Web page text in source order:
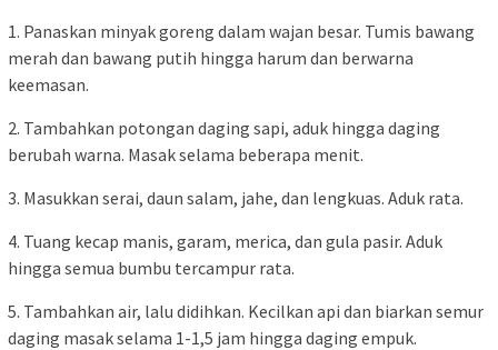
1. Panaskan minyak goreng dalam wajan besar. Tumis bawang
merah dan bawang putih hingga harum dan berwarna
keemasan.
2. Tambahkan potongan daging sapi, aduk hingga daging
berubah warna. Masak selama beberapa menit.
3. Masukkan serai, daun salam, jahe, dan lengkuas. Aduk rata.
4. Tuang kecap manis, garam, merica, dan gula pasir. Aduk
hingga semua bumbu tercampur rata.
5. Tambahkan air, lalu didihkan. Kecilkan api dan biarkan semur
daging masak selama 1-1,5 jam hingga daging empuk.